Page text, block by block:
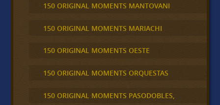
150 ORIGINAL MOMENTS MANTOVANI
150 ORIGINAL MOMENTS MARIACHI
150 ORIGINAL MOMENTS OESTE
150 ORIGINAL MOMENTS ORQUESTAS
150 ORIGINAL MOMENTS PASODOBLES,